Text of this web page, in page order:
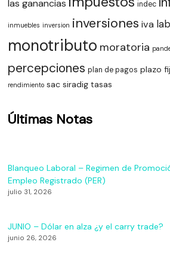
las ganancias
indec
inmuebles inversion inversiones iva
monotributo moratoria
percepciones plan de pagos plazo
rendimiento sac siradig tasas
Últimas Notas
Blanqueo Laboral – Regimen de
Empleo Registrado (PER)
julio 31, 2026
JUNIO – Dólar en alza ¿y el carry trade?
junio 26, 2026